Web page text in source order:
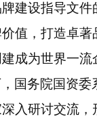
建设指导文
值，打造卓
成为世界一流
国务院国资
入研讨交流